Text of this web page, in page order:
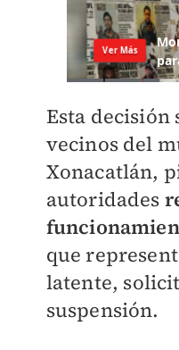
Esta decisión
vecinos del
Xonacatlán,
autoridades
que
latente,
suspensión.